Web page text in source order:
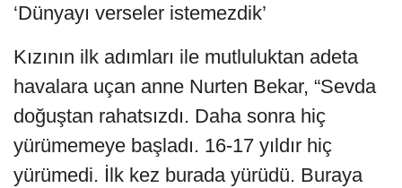
‘Dünyayı verseler istemezdik’
Kızının ilk adımları ile mutluluktan adeta
havalara uçan anne Nurten Bekar, “Sevda
doğuştan rahatsızdı. Daha sonra hiç
yürümemeye başladı. 16-17 yıldır hiç
yürümedi. İlk kez burada yürüdü. Buraya